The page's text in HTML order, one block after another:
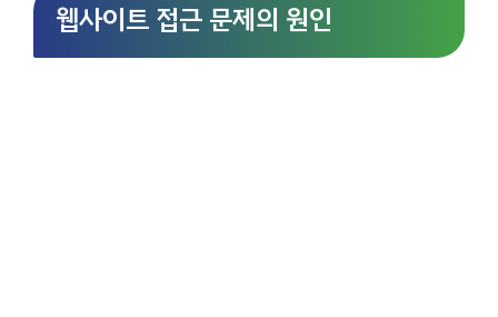
웹사이트 접근 문제의 원인